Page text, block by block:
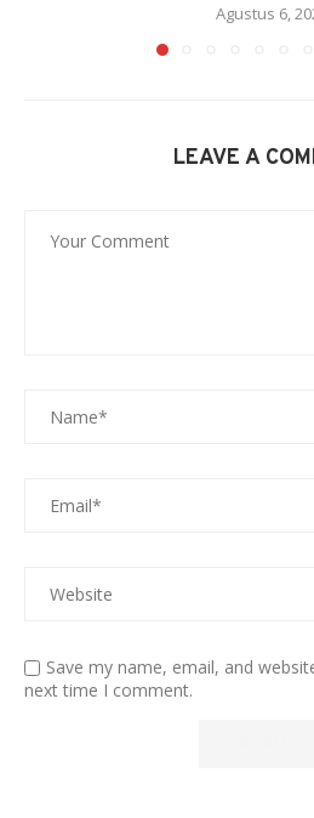
Agustus 6,
LEAVE A
Save my name, email, and
next time I comment.